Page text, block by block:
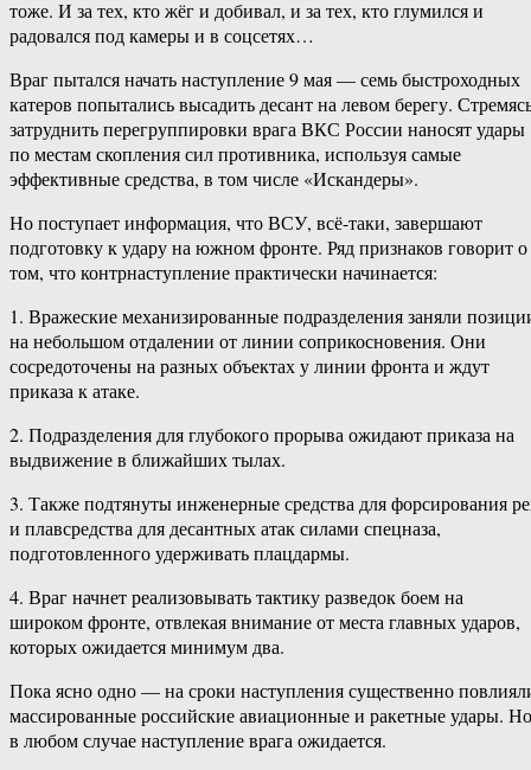
тоже. И за тех, кто жёг и добивал, и за тех, кто глумился и
радовался под камеры и в соцсетях…
Враг пытался начать наступление 9 мая — семь быстроходных
катеров попытались высадить десант на левом берегу.
затруднить перегруппировки врага ВКС России наносят удары
по местам скопления сил противника, используя самые
эффективные средства, в том числе «Искандеры».
Но поступает информация, что ВСУ, всё-таки, завершают
подготовку к удару на южном фронте. Ряд признаков говорит о
том, что контрнаступление практически начинается:
1. Вражеские механизированные подразделения заняли
на небольшом отдалении от линии соприкосновения. Они
сосредоточены на разных объектах у линии фронта и ждут
приказа к атаке.
2. Подразделения для глубокого прорыва ожидают приказа на
выдвижение в ближайших тылах.
3. Также подтянуты инженерные средства для форсирования
и плавсредства для десантных атак силами спецназа,
подготовленного удерживать плацдармы.
4. Враг начнет реализовывать тактику разведок боем на
широком фронте, отвлекая внимание от места главных ударов,
которых ожидается минимум два.
Пока ясно одно — на сроки наступления существенно
массированные российские авиационные и ракетные удары. Но
в любом случае наступление врага ожидается.